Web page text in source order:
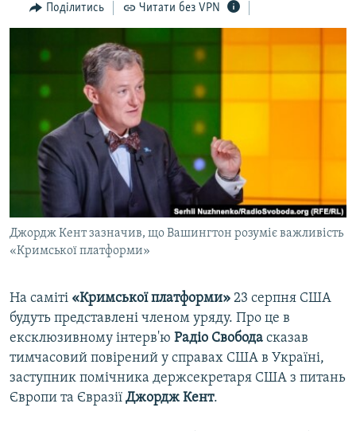
пошукуІНТЕРВ'Ю
СПЕЦПРОЕКТИ
ДЕПОРТАЦІЯ
ВІДЕОУРОКИ «ELIFBE»
СВІДЧЕННЯ ОКУПАЦІЇ
УКРАЇНСЬКА ПРОБЛЕМА КРИМУ
ІНФОГРАФІКА
ЯК ОБІЙТИ БЛОКУВАННЯ
Русский
Qırımtatar
ДОЛУЧАЙСЯ!
Поділитись Читати без VPN
Джордж Кент зазначив, що Вашингтон розуміє важливість
«Кримської платформи»
На саміті «Кримської платформи» 23 серпня США
будуть представлені членом уряду. Про це в
ексклюзивному інтерв'ю Радіо Свобода сказав
тимчасовий повірений у справах США в Україні,
заступник помічника держсекретаря США з питань
Європи та Євразії Джордж Кент.